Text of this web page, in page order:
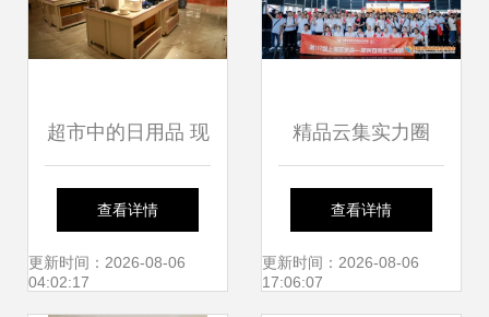
超市中的日用品 现
代生活的便利与智
慧
查看详情
更新时间：2026-08-06
04:02:17
精品云集实力圈
粉，热辣滚烫燃爆
全场——第117届
查看详情
更新时间：2026-08-06
17:06:07